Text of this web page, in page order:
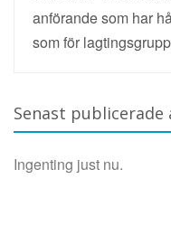
anförande som har
som för
Senast publicerade
Ingenting just nu.